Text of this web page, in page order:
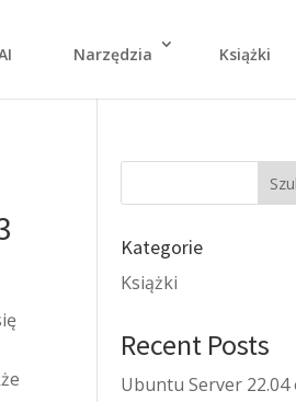
Narzędzia Książki
Kategorie
Książki
Recent Posts
Ubuntu Server 22.04